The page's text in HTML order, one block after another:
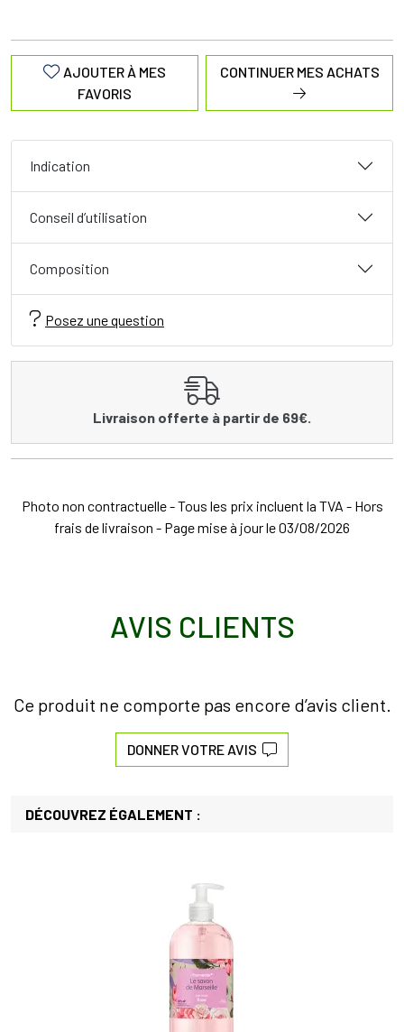
AJOUTER À MES
FAVORIS
CONTINUER MES ACHATS
Indication
Conseil d’utilisation
Composition
Posez une question
Livraison offerte à partir de 69€.
Photo non contractuelle - Tous les prix incluent la TVA - Hors
frais de livraison - Page mise à jour le 03/08/2026
AVIS CLIENTS
Ce produit ne comporte pas encore d’avis client.
DONNER VOTRE AVIS
DÉCOUVREZ ÉGALEMENT :